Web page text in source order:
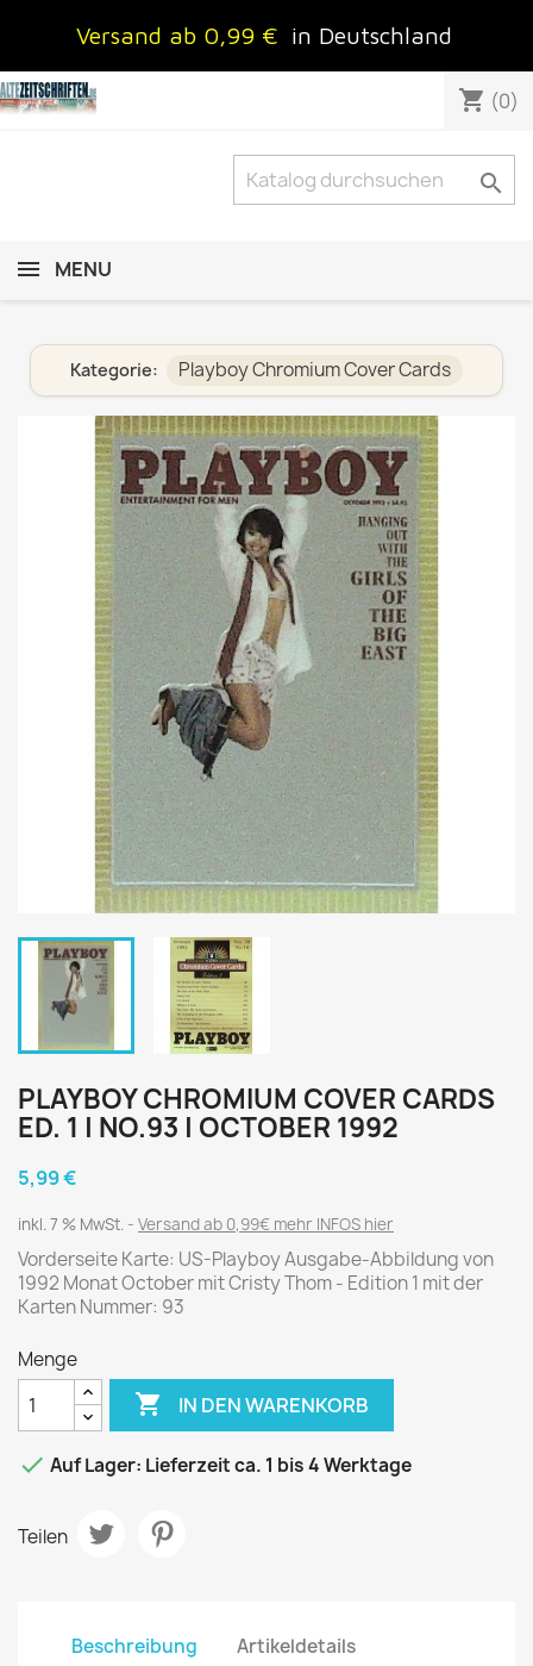
Versand ab 0,99 € in Deutschland
shopping_cart (0)

MENU
Kategorie: Playboy Chromium Cover Cards
PLAYBOY CHROMIUM COVER CARDS
ED. 1 | NO.93 | OCTOBER 1992
5,99 €
inkl. 7 % MwSt. Versand ab 0,99€ mehr INFOS hier
Vorderseite Karte: US-Playboy Ausgabe-Abbildung von
1992 Monat October mit Cristy Thom - Edition 1 mit der
Karten Nummer: 93
Menge
 IN DEN WARENKORB
 Auf Lager: Lieferzeit ca. 1 bis 4 Werktage
Teilen
Beschreibung Artikeldetails